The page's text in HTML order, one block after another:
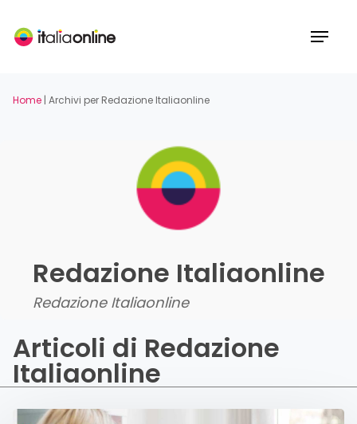
main
Menu
Home | Archivi per Redazione Italiaonline
Redazione Italiaonline
Redazione Italiaonline
Articoli di Redazione
Italiaonline